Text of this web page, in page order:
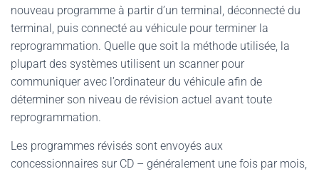
nouveau programme à partir d’un terminal, déconnecté du
terminal, puis connecté au véhicule pour terminer la
reprogrammation. Quelle que soit la méthode utilisée, la
plupart des systèmes utilisent un scanner pour
communiquer avec l’ordinateur du véhicule afin de
déterminer son niveau de révision actuel avant toute
reprogrammation.
Les programmes révisés sont envoyés aux
concessionnaires sur CD – généralement une fois par mois,